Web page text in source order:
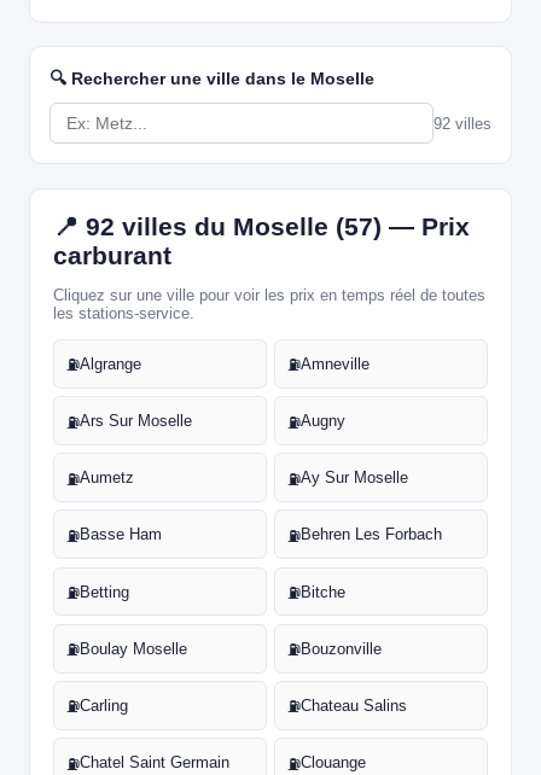
🔍 Rechercher une ville dans le Moselle
92 villes
📍 92 villes du Moselle (57) — Prix
carburant
Cliquez sur une ville pour voir les prix en temps réel de toutes
les stations-service.
⛽Algrange ⛽Amneville
⛽Ars Sur Moselle ⛽Augny
⛽Aumetz ⛽Ay Sur Moselle
⛽Basse Ham ⛽Behren Les Forbach
⛽Betting ⛽Bitche
⛽Boulay Moselle ⛽Bouzonville
⛽Carling ⛽Chateau Salins
⛽Chatel Saint Germain ⛽Clouange